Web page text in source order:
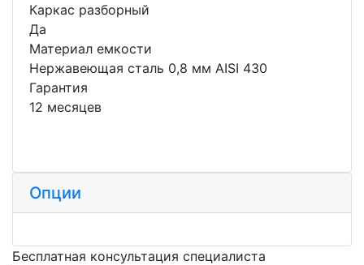
Каркас разборный
Да
Материал емкости
Нержавеющая сталь 0,8 мм AISI 430
Гарантия
12 месяцев
Опции
Бесплатная консультация специалиста